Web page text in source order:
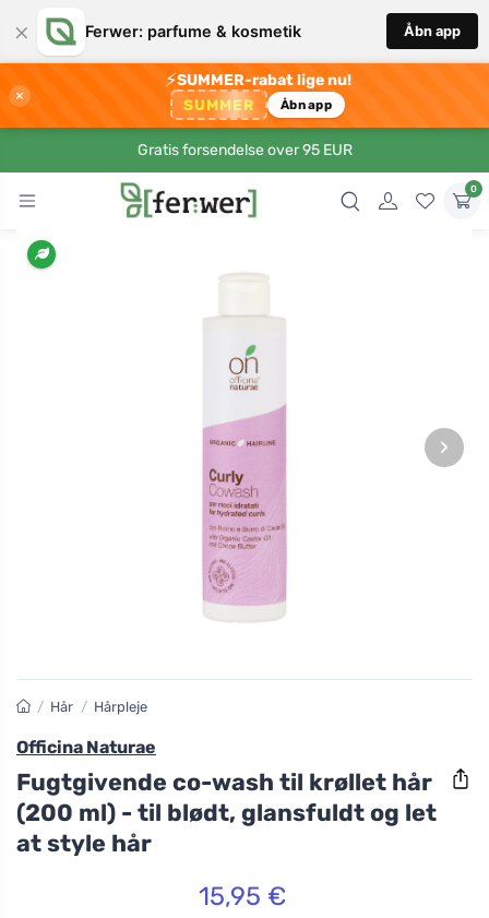
× Ferwer: parfume & kosmetik Åbn app
×
⚡SUMMER-rabat lige nu!
SUMMER Åbn app
Gratis forsendelse over 95 EUR
0
›
/ Hår / Hårpleje
Officina Naturae
Fugtgivende co-wash til krøllet hår
(200 ml) - til blødt, glansfuldt og let
at style hår
15,95 €